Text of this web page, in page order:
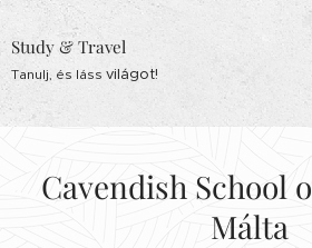
Study & Travel
Tanulj, és láss világot!
Cavendish School
Málta